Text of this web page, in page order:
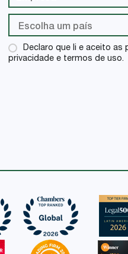
Declaro que li e aceito as
privacidade e termos de uso.